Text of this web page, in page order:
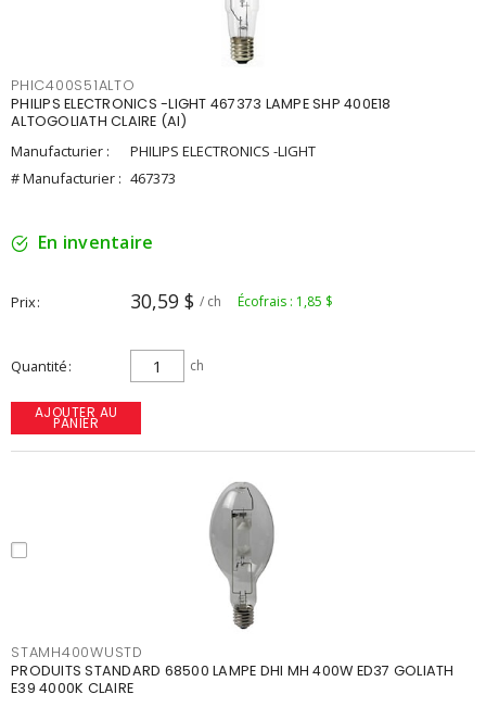
PHIC400S51ALTO
PHILIPS ELECTRONICS -LIGHT 467373 LAMPE SHP 400E18
ALTOGOLIATH CLAIRE (AI)
Manufacturier :
PHILIPS ELECTRONICS -LIGHT
# Manufacturier : 467373
En inventaire
Prix 30,59 $ / ch Écofrais : 1,85 $
Quantité ch
AJOUTER AU
PANIER
STAMH400WUSTD
PRODUITS STANDARD 68500 LAMPE DHI MH 400W ED37 GOLIATH
E39 4000K CLAIRE